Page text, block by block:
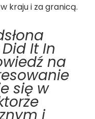
kraju i za granicą.
It In
na
się w
i